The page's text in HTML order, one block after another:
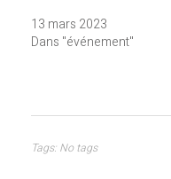
13 mars 2023
Dans "événement"
Tags: No tags